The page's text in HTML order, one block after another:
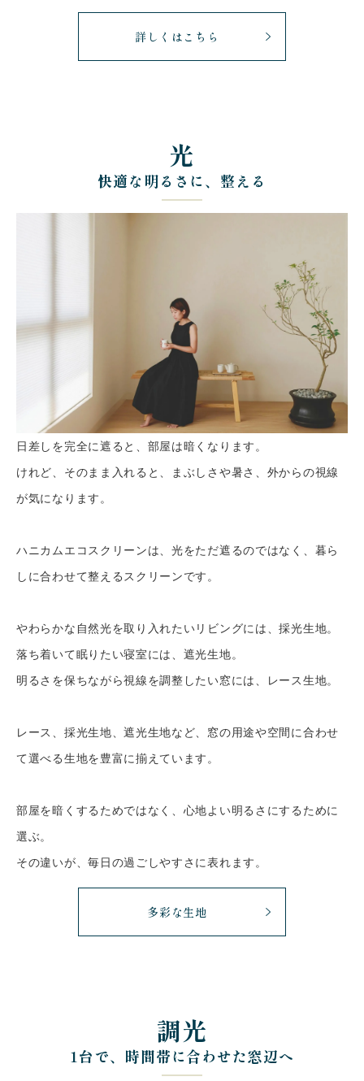
詳しくはこちら
光
快適な明るさに、整える
日差しを完全に遮ると、部屋は暗くなります。
けれど、そのまま入れると、まぶしさや暑さ、外からの視線
が気になります。
ハニカムエコスクリーンは、光をただ遮るのではなく、暮ら
しに合わせて整えるスクリーンです。
やわらかな自然光を取り入れたいリビングには、採光生地。
落ち着いて眠りたい寝室には、遮光生地。
明るさを保ちながら視線を調整したい窓には、レース生地。
レース、採光生地、遮光生地など、窓の用途や空間に合わせ
て選べる生地を豊富に揃えています。
部屋を暗くするためではなく、心地よい明るさにするために
選ぶ。
その違いが、毎日の過ごしやすさに表れます。
多彩な生地
調光
1台で、時間帯に合わせた窓辺へ